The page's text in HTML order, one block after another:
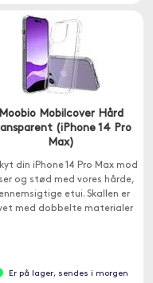
Moobio Mobilcover Hård
(iPhone 14 Pro
Max)
din iPhone 14 Pro Max mod
og stød med vores hårde,
etui. Skallen er
med dobbelte materialer
Er på lager, sendes i morgen